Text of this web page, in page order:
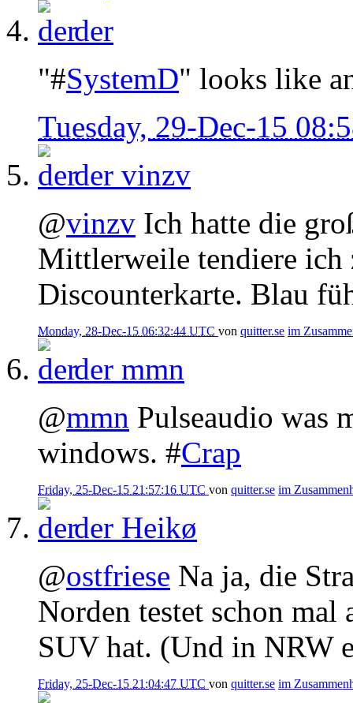
der
"#SystemD" looks like
Tuesday, 29-Dec-15
der vinzv
@vinzv Ich hatte die
Mittlerweile tendiere ich
Discounterkarte. Blau
Monday, 28-Dec-15 06:32:44 UTC von quitter.se im
der mmn
@mmn Pulseaudio was
windows. #Crap
Friday, 25-Dec-15 21:57:16 UTC von quitter.se im
der Heikø
@ostfriese Na ja, die
Norden testet schon mal
SUV hat. (Und in NRW
Friday, 25-Dec-15 21:04:47 UTC von quitter.se im